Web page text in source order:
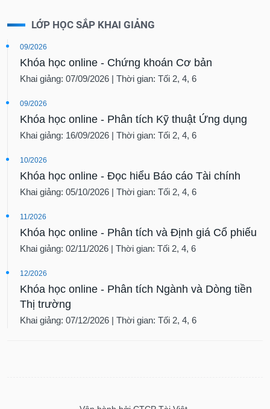
LỚP HỌC SẮP KHAI GIẢNG
09/2026
Khóa học online - Chứng khoán Cơ bản
Khai giảng: 07/09/2026 | Thời gian: Tối 2, 4, 6
09/2026
Khóa học online - Phân tích Kỹ thuật Ứng dụng
Khai giảng: 16/09/2026 | Thời gian: Tối 2, 4, 6
10/2026
Khóa học online - Đọc hiểu Báo cáo Tài chính
Khai giảng: 05/10/2026 | Thời gian: Tối 2, 4, 6
11/2026
Khóa học online - Phân tích và Định giá Cổ phiếu
Khai giảng: 02/11/2026 | Thời gian: Tối 2, 4, 6
12/2026
Khóa học online - Phân tích Ngành và Dòng tiền
Thị trường
Khai giảng: 07/12/2026 | Thời gian: Tối 2, 4, 6